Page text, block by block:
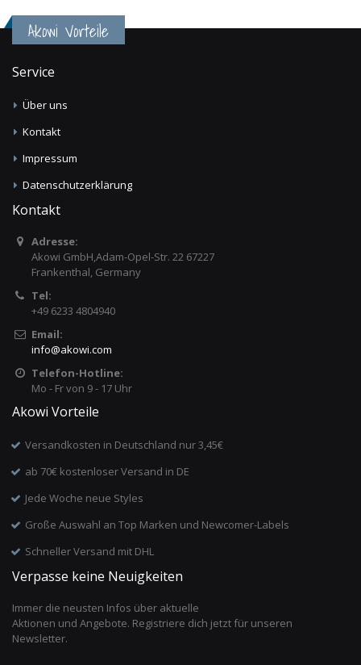
Akowi Vorteile
Service
Über uns
Kontakt
Impressum
Datenschutzerklärung
Kontakt
Adresse:
Akowi GmbH,Adam-Opel-Str. 22 67227
Frankenthal, Germany
Tel:
+49 6233 4804940
Email:
info@akowi.com
Telefon-Hotline:
Mo - Fr von 9 - 17 Uhr
Akowi Vorteile
Versandkosten in Deutschland nur 3,45€
ab 70€ kostenloser Versand in DE
Jede Woche neue Styles
Große Auswahl an Top Marken und Newcomer-Labels
Schneller Versand mit DHL
Verpasse keine Neuigkeiten
Immer die neusten Infos über aktuelle
Aktionen und Angebote. Registriere dich jetzt für unseren
Newsletter.